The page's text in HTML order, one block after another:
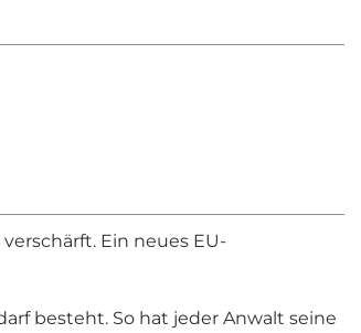
Ein neues EU-
besteht. So hat jeder Anwalt seine